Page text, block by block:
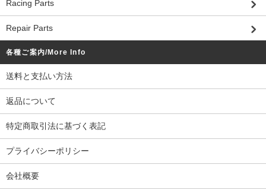
Racing Parts
Repair Parts
各種ご案内/More Info
送料と支払い方法
返品について
特定商取引法に基づく表記
プライバシーポリシー
会社概要